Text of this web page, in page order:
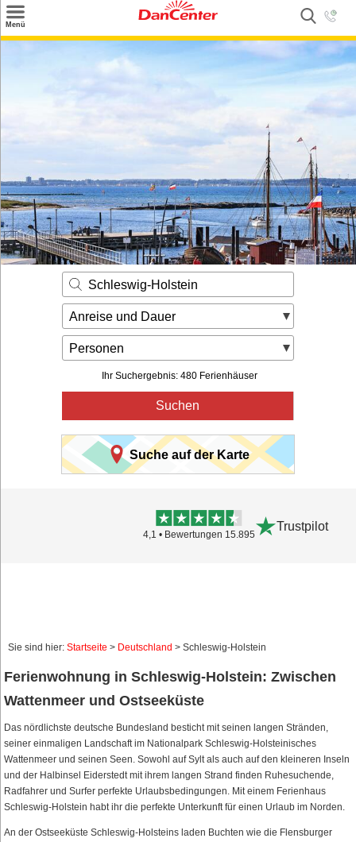
Menü
Kontakt
Gut zu wissen
Login
Schleswig-Holstein
Anreise und Dauer
Personen
Ihr Suchergebnis: 480 Ferienhäuser
Suchen
Suche auf der Karte
4,1 • Bewertungen 15.895
Trustpilot
Sie sind hier: Startseite > Deutschland > Schleswig-Holstein
Ferienwohnung in Schleswig-Holstein: Zwischen
Wattenmeer und Ostseeküste
Das nördlichste deutsche Bundesland besticht mit seinen langen Stränden,
seiner einmaligen Landschaft im Nationalpark Schleswig-Holsteinisches
Wattenmeer und seinen Seen. Sowohl auf Sylt als auch auf den kleineren Inseln
und der Halbinsel Eiderstedt mit ihrem langen Strand finden Ruhesuchende,
Radfahrer und Surfer perfekte Urlaubsbedingungen. Mit einem Ferienhaus
Schleswig-Holstein habt ihr die perfekte Unterkunft für einen Urlaub im Norden.
An der Ostseeküste Schleswig-Holsteins laden Buchten wie die Flensburger